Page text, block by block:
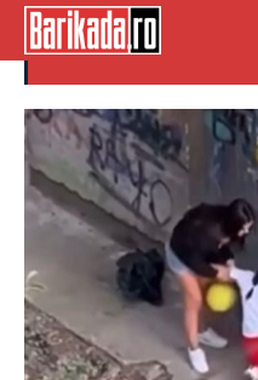
eleve drogate